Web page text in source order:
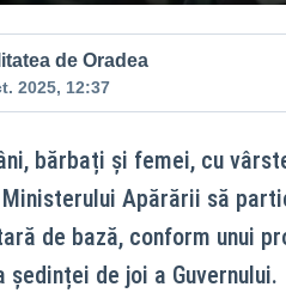
de Oradea
2025, 12:37
bărbați și femei, cu
Apărării să
de bază, conform unui
ședinței de joi a Guvernului.